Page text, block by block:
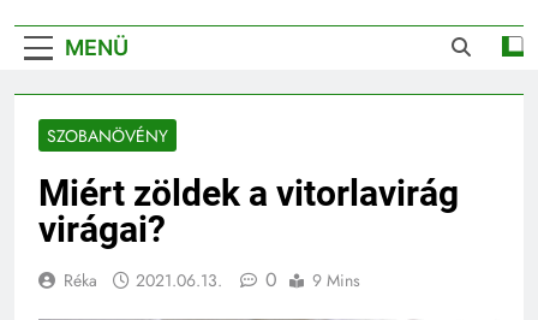
Kertészeti
Magazin |
Növénykereső És
Növényhatározó
MENÜ
SZOBANÖVÉNY
Miért zöldek a vitorlavirág
virágai?
Réka 2021.06.13. 0 9 Mins